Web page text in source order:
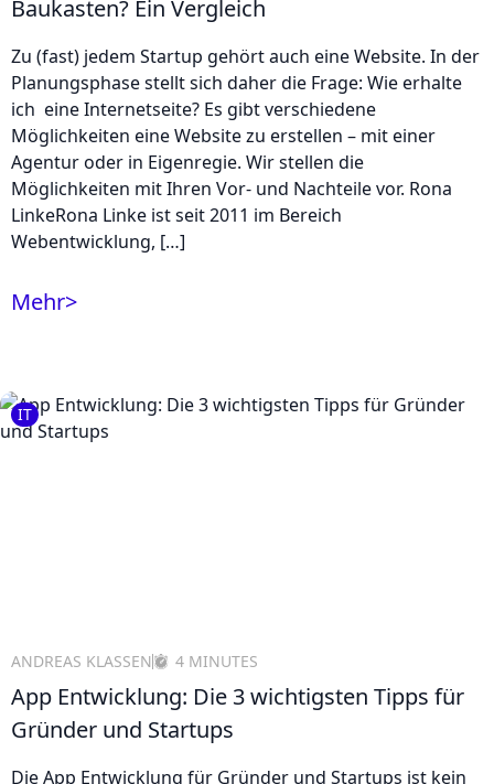
Baukasten? Ein Vergleich
Zu (fast) jedem Startup gehört auch eine Website. In der
Planungsphase stellt sich daher die Frage: Wie erhalte
ich eine Internetseite? Es gibt verschiedene
Möglichkeiten eine Website zu erstellen – mit einer
Agentur oder in Eigenregie. Wir stellen die
Möglichkeiten mit Ihren Vor- und Nachteile vor. Rona
LinkeRona Linke ist seit 2011 im Bereich
Webentwicklung, […]
Mehr>
IT
ANDREAS KLASSEN 4 MINUTES
App Entwicklung: Die 3 wichtigsten Tipps für
Gründer und Startups
Die App Entwicklung für Gründer und Startups ist kein